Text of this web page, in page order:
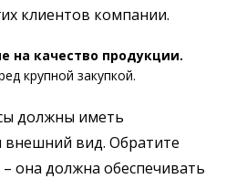
клиентов компании.
на качество продукции.
крупной закупкой.
должны иметь
вид. Обратите
она должна обеспечивать